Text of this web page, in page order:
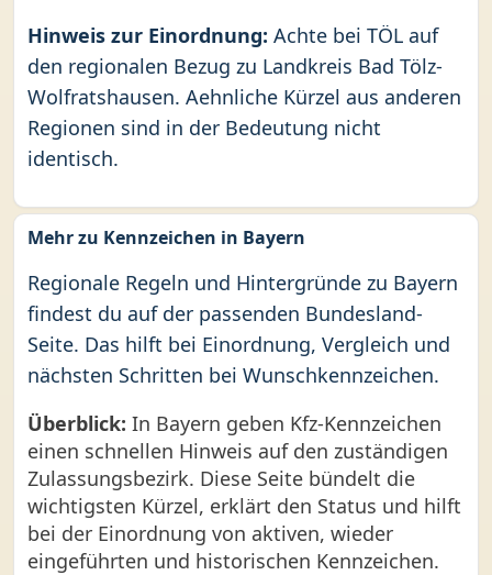
Hinweis zur Einordnung: Achte bei TÖL auf
den regionalen Bezug zu Landkreis Bad Tölz-
Wolfratshausen. Aehnliche Kürzel aus anderen
Regionen sind in der Bedeutung nicht
identisch.
Mehr zu Kennzeichen in Bayern
Regionale Regeln und Hintergründe zu Bayern
findest du auf der passenden Bundesland-
Seite. Das hilft bei Einordnung, Vergleich und
nächsten Schritten bei Wunschkennzeichen.
Überblick: In Bayern geben Kfz-Kennzeichen
einen schnellen Hinweis auf den zuständigen
Zulassungsbezirk. Diese Seite bündelt die
wichtigsten Kürzel, erklärt den Status und hilft
bei der Einordnung von aktiven, wieder
eingeführten und historischen Kennzeichen.